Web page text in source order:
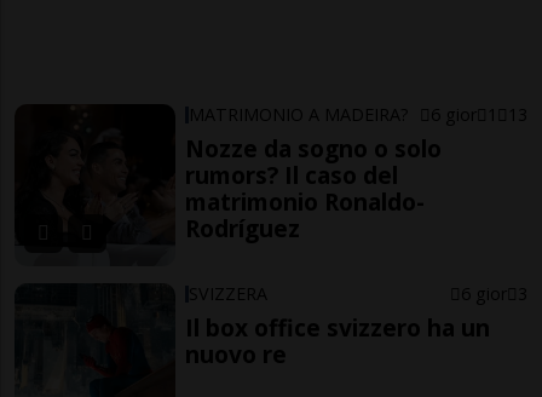
MATRIMONIO A MADEIRA? 6 gior 1 13
Nozze da sogno o solo
rumors? Il caso del
matrimonio Ronaldo-
Rodríguez
SVIZZERA 6 gior 3
Il box office svizzero ha un
nuovo re